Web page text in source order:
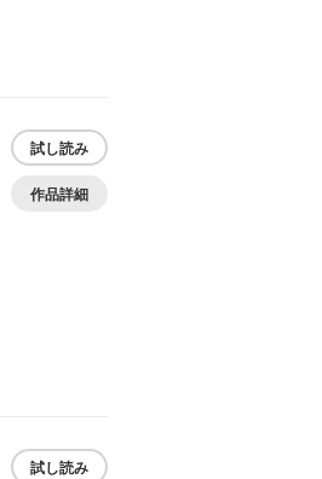
試し読み
作品詳細
試し読み